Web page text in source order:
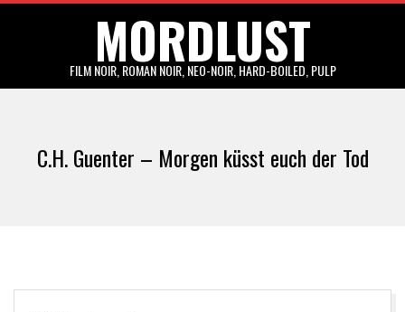
MORDLUST
FILM NOIR, ROMAN NOIR, NEO-NOIR, HARD-BOILED, PULP
MenuC.H. Guenter – Morgen küsst euch der Tod